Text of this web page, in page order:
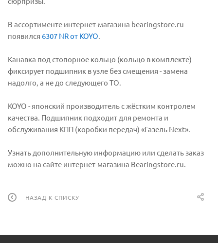
В ассортименте интернет-магазина bearingstore.ru
появился 6307 NR от KOYO
Канавка под стопорное кольцо (кольцо в комплекте)
фиксирует подшипник в узле без смещения - замена
надолго, а не до следующего ТО.
KOYO - японский производитель с жёстким контролем
качества. Подшипник подходит для ремонта и
обслуживания КПП (коробки передач) «Газель Next».
Узнать дополнительную информацию или сделать заказ
можно на сайте интернет-магазина Bearingstore.ru.
НАЗАД К СПИСКУ